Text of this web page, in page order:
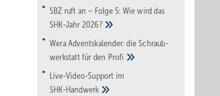
SBZ ruft an – Folge 5: Wie wird das
SHK-Jahr 2026?
Wera Adventskalender: die Schraub­
werk­statt für den Pro­fi
Live-Video-Support im
SHK-Handwerk